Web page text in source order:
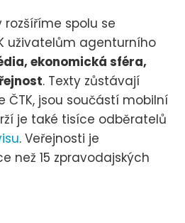
rozšíříme spolu se
uživatelům agenturního
ekonomická sféra,
. Texty zůstávají
ČTK, jsou součástí mobilní
je také tisíce odběratelů
. Veřejnosti je
než 15 zpravodajských